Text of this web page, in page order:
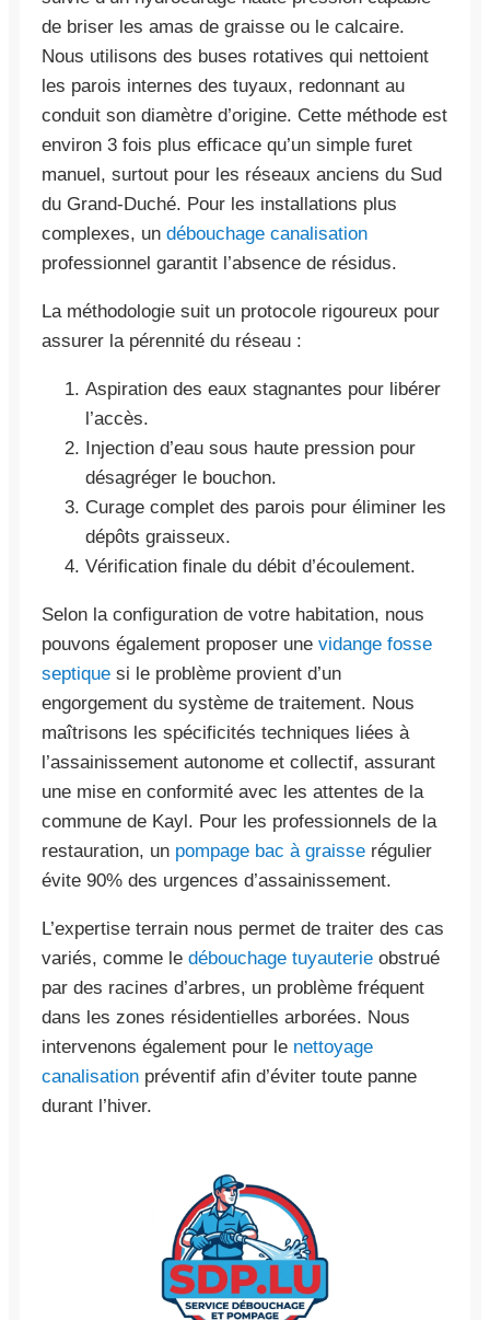
de briser les amas de graisse ou le calcaire.
Nous utilisons des buses rotatives qui nettoient
les parois internes des tuyaux, redonnant au
conduit son diamètre d’origine. Cette méthode est
environ 3 fois plus efficace qu’un simple furet
manuel, surtout pour les réseaux anciens du Sud
du Grand-Duché. Pour les installations plus
complexes, un débouchage canalisation
professionnel garantit l’absence de résidus.
La méthodologie suit un protocole rigoureux pour
assurer la pérennité du réseau :
Aspiration des eaux stagnantes pour libérer
l’accès.
Injection d’eau sous haute pression pour
désagréger le bouchon.
Curage complet des parois pour éliminer les
dépôts graisseux.
Vérification finale du débit d’écoulement.
Selon la configuration de votre habitation, nous
pouvons également proposer une vidange fosse
septique si le problème provient d’un
engorgement du système de traitement. Nous
maîtrisons les spécificités techniques liées à
l’assainissement autonome et collectif, assurant
une mise en conformité avec les attentes de la
commune de Kayl. Pour les professionnels de la
restauration, un pompage bac à graisse régulier
évite 90% des urgences d’assainissement.
L’expertise terrain nous permet de traiter des cas
variés, comme le débouchage tuyauterie obstrué
par des racines d’arbres, un problème fréquent
dans les zones résidentielles arborées. Nous
intervenons également pour le nettoyage
canalisation préventif afin d’éviter toute panne
durant l’hiver.